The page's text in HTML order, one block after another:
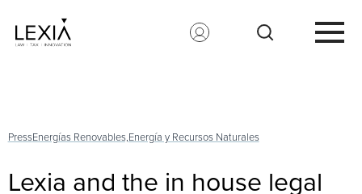
PressEnergías Renovables,Energía y Recursos Naturales
Lexia and the in house legal